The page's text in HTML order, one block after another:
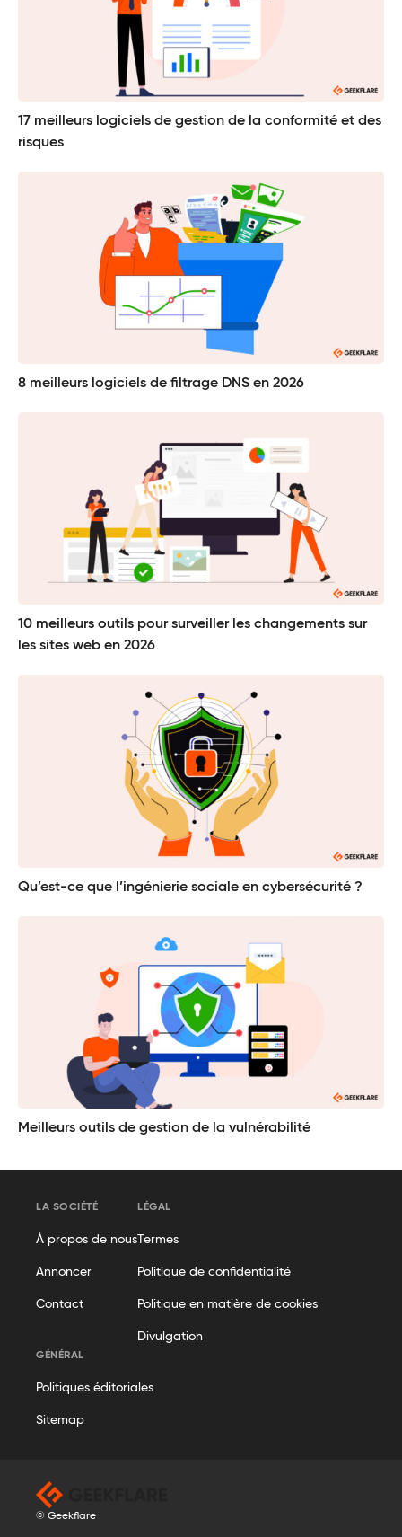
17 meilleurs logiciels de gestion de la conformité et des
risques
8 meilleurs logiciels de filtrage DNS en 2026
10 meilleurs outils pour surveiller les changements sur
les sites web en 2026
Qu’est-ce que l’ingénierie sociale en cybersécurité ?
Meilleurs outils de gestion de la vulnérabilité
LA SOCIÉTÉ
À propos de nous
Annoncer
Contact
LÉGAL
Termes
Politique de confidentialité
Politique en matière de cookies
Divulgation
GÉNÉRAL
Politiques éditoriales
Sitemap
© Geekflare